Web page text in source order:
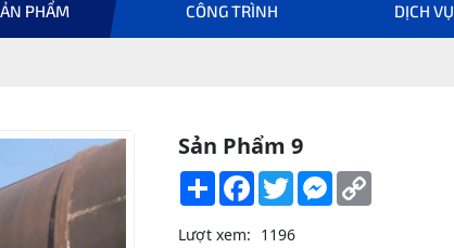
PHẨM CÔNG TRÌNH DỊCH VỤ
Sản Phẩm 9
Share Facebook
TwitterMessenger
Lượt xem: 1196